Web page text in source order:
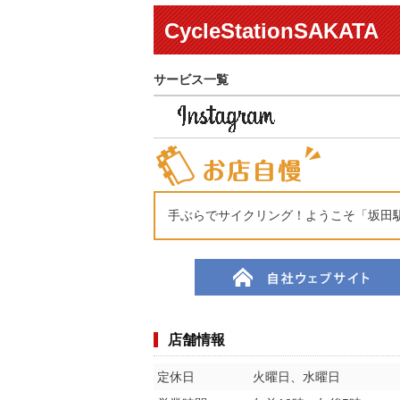
CycleStationSAKATA
サービス一覧
手ぶらでサイクリング！ようこそ「坂田
店舗情報
定休日
火曜日、水曜日